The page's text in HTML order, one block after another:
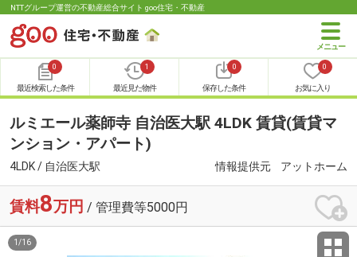
NTTグループ運営の不動産総合サイト goo住宅・不動産
0
最近検索した条件
1
最近見た物件
0
保存した条件
0
お気に入り
ルミエール薬師寺 自治医大駅 4LDK 賃貸(賃貸マ
ンション・アパート)
4LDK / 自治医大駅 情報提供元 アットホーム
賃料8万円 / 管理費等5000円
1 /16